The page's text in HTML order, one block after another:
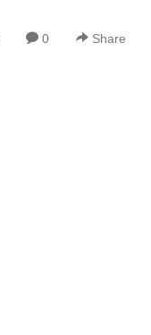
0 Share